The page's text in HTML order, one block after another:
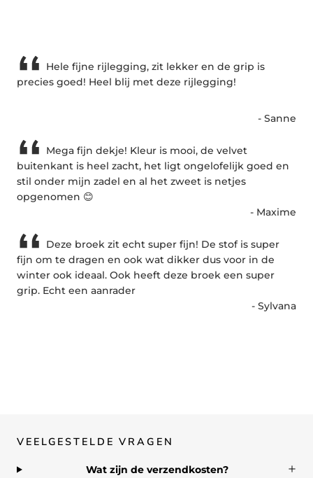
Hele fijne rijlegging, zit lekker en de grip is
precies goed! Heel blij met deze rijlegging!
- Sanne
Mega fijn dekje! Kleur is mooi, de velvet
buitenkant is heel zacht, het ligt ongelofelijk goed en
stil onder mijn zadel en al het zweet is netjes
opgenomen 😊
- Maxime
Deze broek zit echt super fijn! De stof is super
fijn om te dragen en ook wat dikker dus voor in de
winter ook ideaal. Ook heeft deze broek een super
grip. Echt een aanrader
- Sylvana
VEELGESTELDE VRAGEN
Wat zijn de verzendkosten?